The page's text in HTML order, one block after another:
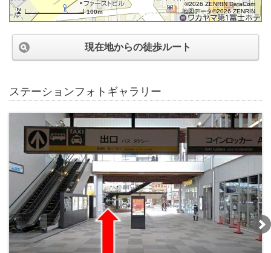
100m
©2026 ZENRIN DataCom
地図データ©2026 ZENRIN
現在地からの徒歩ルート
ステーションフォトギャラリー